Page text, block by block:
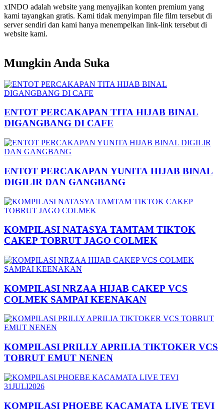
xINDO adalah website yang menyajikan konten premium yang
kami tayangkan gratis. Kami tidak menyimpan file film tersebut di
server sendiri dan kami hanya menempelkan link-link tersebut di
website kami.
Mungkin Anda Suka
ENTOT PERCAKAPAN TITA HIJAB BINAL
DIGANGBANG DI CAFE
ENTOT PERCAKAPAN YUNITA HIJAB BINAL
DIGILIR DAN GANGBANG
KOMPILASI NATASYA TAMTAM TIKTOK
CAKEP TOBRUT JAGO COLMEK
KOMPILASI NRZAA HIJAB CAKEP VCS
COLMEK SAMPAI KEENAKAN
KOMPILASI PRILLY APRILIA TIKTOKER VCS
TOBRUT EMUT NENEN
KOMPILASI PHOEBE KACAMATA LIVE TEVI